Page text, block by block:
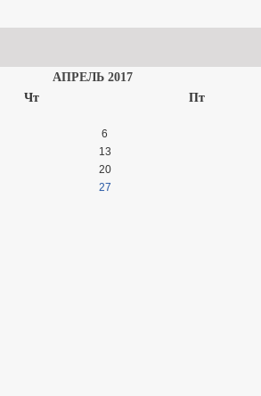
АПРЕЛЬ 2017
Чт Пт
6
13
20
27